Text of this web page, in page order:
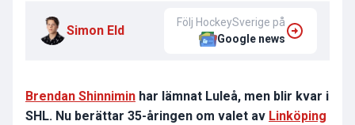
Simon Eld
Följ HockeySverige på
Google news
Brendan Shinnimin har lämnat Luleå, men blir kvar i
SHL. Nu berättar 35-åringen om valet av Linköping